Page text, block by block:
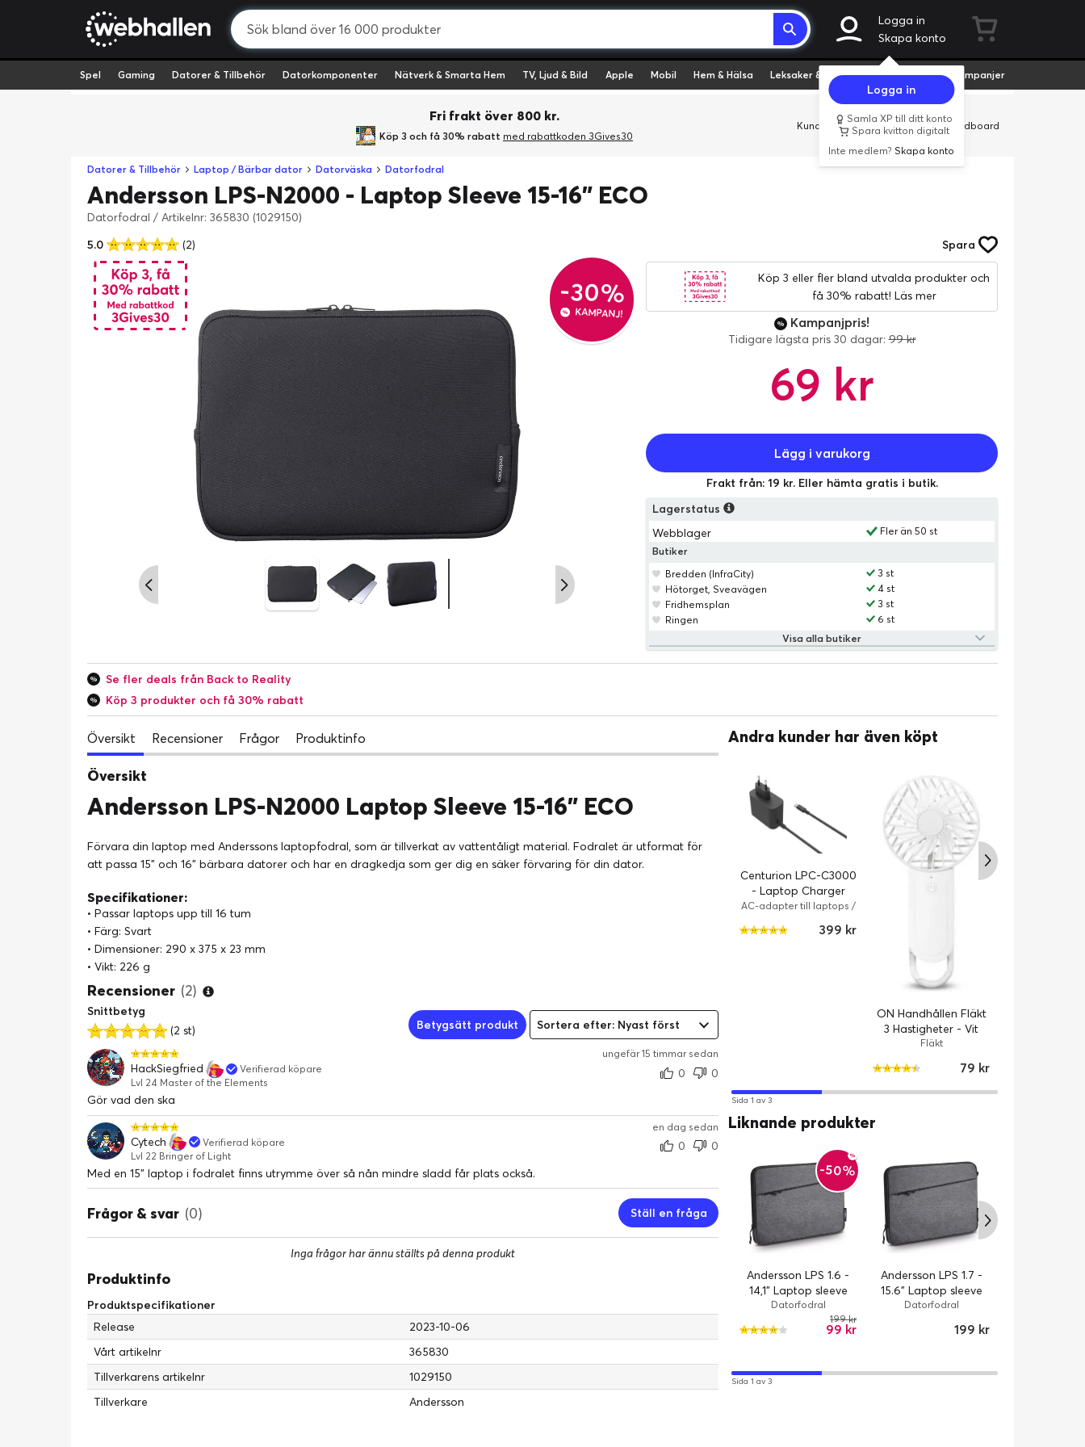
Logga in
Skapa konto
Logga in
Samla XP till ditt konto
Spara kvitton digitalt
Inte medlem?Skapa konto
Spel Gaming Datorer & Tillbehör Datorkomponenter Nätverk & Smarta Hem TV, Ljud & Bild Apple Mobil Hem & Hälsa Leksaker & Hobby Fyndvaror Kampanjer
Fri frakt över 800 kr.
Köp 3 och få 30% rabatt med rabattkoden 3Gives30
Kundservice Butiker Företag Cardboard
Datorer & Tillbehör Laptop / Bärbar dator Datorväska Datorfodral
Andersson LPS-N2000 - Laptop Sleeve 15-16" ECO
Datorfodral / Artikelnr: 365830 (1029150)
5.0
(2) Spara
-30%
KAMPANJ!
Köp 3 eller fler bland utvalda produkter och
få 30% rabatt! Läs mer
69 kr
Kampanjpris!
Tidigare lägsta pris 30 dagar:99 kr
Lägg i varukorg
Frakt från: 19 kr. Eller hämta gratis i butik.
Lagerstatus
Webblager
Fler än 50 st
Butiker
Bredden (InfraCity)
3 st
Hötorget, Sveavägen
4 st
Fridhemsplan
3 st
Ringen
6 st
Visa alla butiker
Se fler deals från Back to Reality
Köp 3 produkter och få 30% rabatt
Översikt Recensioner Frågor Produktinfo
Översikt
Andersson LPS-N2000 Laptop Sleeve 15-16" ECO
Förvara din laptop med Anderssons laptopfodral, som är tillverkat av vattentåligt material. Fodralet är utformat för
att passa 15" och 16" bärbara datorer och har en dragkedja som ger dig en säker förvaring för din dator.
Specifikationer:
• Passar laptops upp till 16 tum
• Färg: Svart
• Dimensioner: 290 x 375 x 23 mm
• Vikt: 226 g
Recensioner (2)
Snittbetyg
(2 st)
Betygsätt produkt Sortera efter: Nyast först
ungefär 15 timmar sedan
HackSiegfried
Verifierad köpare
Lvl 24 Master of the Elements
0
0
Gör vad den ska
en dag sedan
Cytech
Verifierad köpare
Lvl 22 Bringer of Light
0
0
Med en 15" laptop i fodralet finns utrymme över så nån mindre sladd får plats också.
Frågor & svar (0) Ställ en fråga
Inga frågor har ännu ställts på denna produkt
Produktinfo
Produktspecifikationer
Release
2023-10-06
Vårt artikelnr
365830
Tillverkarens artikelnr
1029150
Tillverkare
Andersson
Andra kunder har även köpt
Centurion LPC-C3000
- Laptop Charger
65W
AC-adapter till laptops /
/ 3.2 cm / Svart399 kr
ON Handhållen Fläkt
3 Hastigheter - Vit
Fläkt
79 kr
Sida 1 av 3
Liknande produkter
-50%
Andersson LPS 1.6 -
14,1" Laptop sleeve
Datorfodral
99 kr
199 kr
Andersson LPS 1.7 -
15.6" Laptop sleeve
Datorfodral
199 kr
Sida 1 av 3